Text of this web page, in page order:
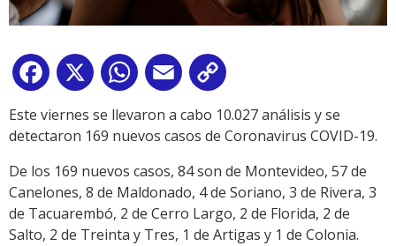
Facebook
X WhatsApp
Email
Link
Este viernes se llevaron a cabo 10.027 análisis y se
detectaron 169 nuevos casos de Coronavirus COVID-19.
De los 169 nuevos casos, 84 son de Montevideo, 57 de
Canelones, 8 de Maldonado, 4 de Soriano, 3 de Rivera, 3
de Tacuarembó, 2 de Cerro Largo, 2 de Florida, 2 de
Salto, 2 de Treinta y Tres, 1 de Artigas y 1 de Colonia.